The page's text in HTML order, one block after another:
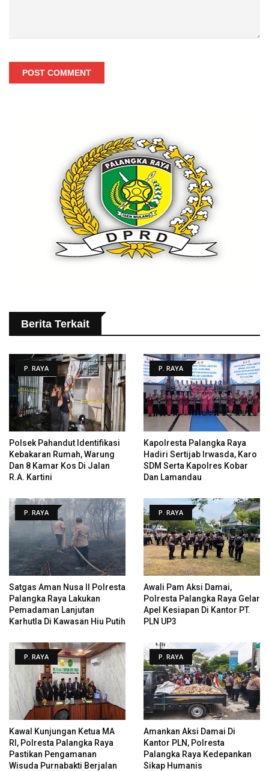
POST COMMENT
Berita Terkait
P. RAYA
Polsek Pahandut Identifikasi
Kebakaran Rumah, Warung
Dan 8 Kamar Kos Di Jalan
R.A. Kartini
P. RAYA
Kapolresta Palangka Raya
Hadiri Sertijab Irwasda, Karo
SDM Serta Kapolres Kobar
Dan Lamandau
P. RAYA
Satgas Aman Nusa II Polresta
Palangka Raya Lakukan
Pemadaman Lanjutan
Karhutla Di Kawasan Hiu Putih
P. RAYA
Awali Pam Aksi Damai,
Polresta Palangka Raya Gelar
Apel Kesiapan Di Kantor PT.
PLN UP3
P. RAYA
Kawal Kunjungan Ketua MA
RI, Polresta Palangka Raya
Pastikan Pengamanan
Wisuda Purnabakti Berjalan
P. RAYA
Amankan Aksi Damai Di
Kantor PLN, Polresta
Palangka Raya Kedepankan
Sikap Humanis